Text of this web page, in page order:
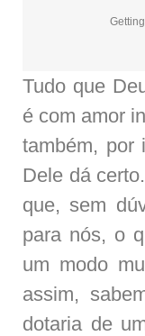
Tudo que
é com amor
também, por
Dele dá
que, sem
para nós, o
um modo
assim,
dotaria de